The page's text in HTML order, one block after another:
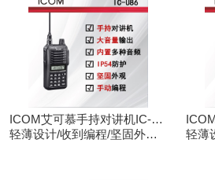
ICOM艾可慕手持对讲机IC-
V86/U86
轻薄设计/收到编程/坚固外观/
讲机
轻薄